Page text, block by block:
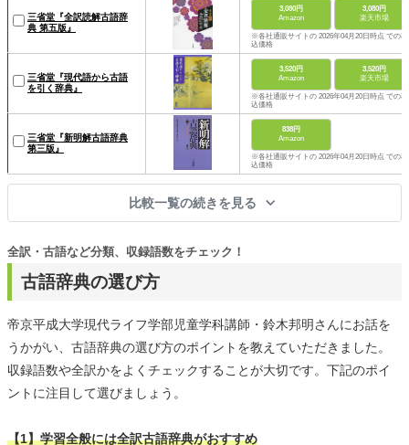
三省堂『全訳読解古語辞
典 第五版』
3,080円
Amazon
3,080円
楽天市場
※各社通販サイトの 2026年04月20日時点 での税
込価格
三省堂『現代語から古語
を引く辞典』
3,520円
Amazon
3,520円
楽天市場
※各社通販サイトの 2026年04月20日時点 での税
込価格
三省堂『新明解古語辞典
第三版』
838円
Amazon
※各社通販サイトの 2026年04月20日時点 での税
込価格
比較一覧の続きを見る
古語辞典の選び方
全訳・古語など分類、収録語数をチェック！
帝京平成大学現代ライフ学部児童学科講師・鈴木邦明さんにお話を
うかがい、古語辞典の選び方のポイントを教えていただきました。
収録語数や全訳かをよくチェックすることが大切です。下記のポイ
ントに注目して選びましょう。
【1】学習全般には全訳古語辞典がおすすめ